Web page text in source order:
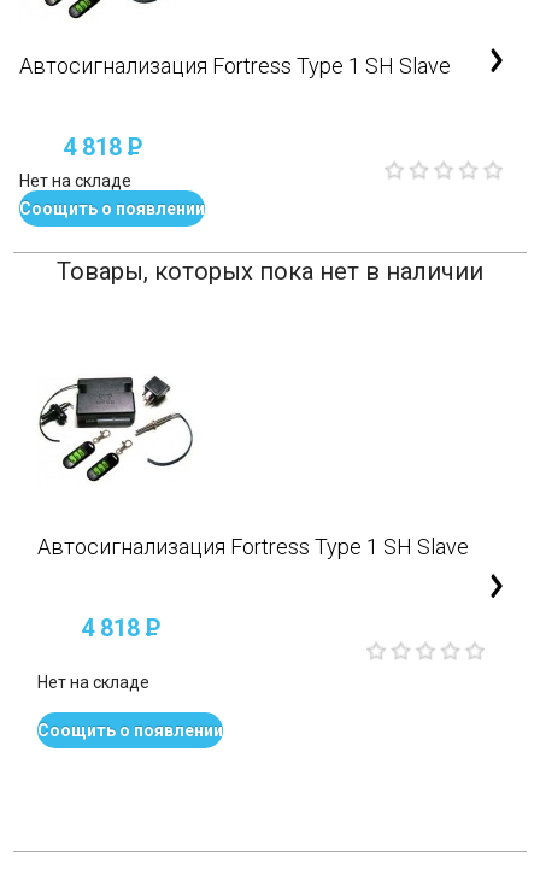
Автосигнализация Fortress Type 1 SH Slave
4 818P
Нет на складе
Соощить о появлении
Товары, которых пока нет в наличии
Автосигнализация Fortress Type 1 SH Slave
4 818P
Нет на складе
Соощить о появлении